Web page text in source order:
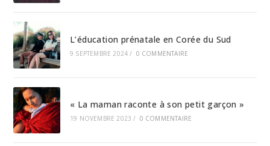
L’éducation prénatale en Corée du Sud
9 SEPTEMBRE 2024 / 0 COMMENTAIRE
« La maman raconte à son petit garçon »
19 NOVEMBRE 2023 / 0 COMMENTAIRE